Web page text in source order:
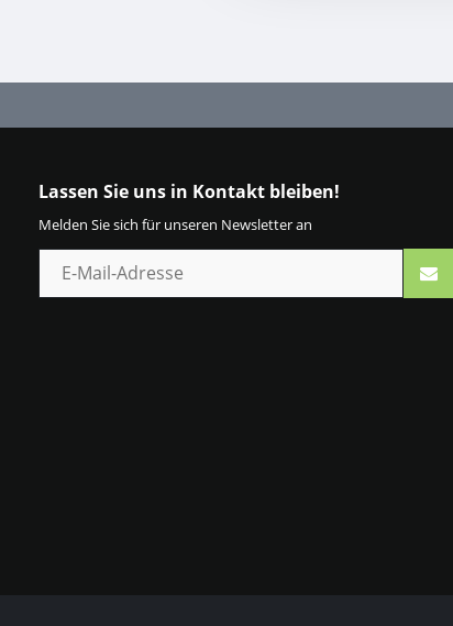
Lassen Sie uns in Kontakt bleiben!
Melden Sie sich für unseren Newsletter an